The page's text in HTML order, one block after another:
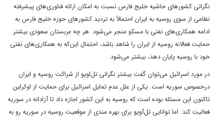
نگرانی کشورهای حاشیه خلیج فارس نسبت به امکان ارائه فناوری‌های پیشرفته
نظامی از سوی روسیه به ایران احتمالاً به تردید کشورهای حوزه خلیج فارس به
ادامه همکاری‌های نفتی با مسکو منجر می‌شود. هر چه عربستان سعودی بیشتر
حمایت فعالانه روسیه از ایران را شاهد باشد، احتمال این‌که به همکاری‌های نفتی
خود با روسیه پایان دهد، بیشتر می‌شود.
در مورد اسرائیل می‌توان گفت بیشتر نگرانی تل‌اویو از شراکت روسیه و ایران
درخصوص سوریه است. یکی از علل عدم تمایل اسرائیل برای حمایت از اوکراین
تاکنون این مسئله بوده است که روسیه به این کشور اجازه داد تا آزادانه در سوریه
فعالیت کند. اما توانایی تل‌آویو برای بهره مندی از موقعیت روسیه در سوریه رو به